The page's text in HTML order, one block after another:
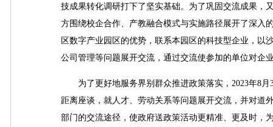
技成果转化调研打下了坚实基础。为了巩固交流成果，
方围绕校企合作、产教融合模式与实施路径展开了深入
区数字产业园区的优势，联系本园区的科技型企业，
公司管理等问题展开交流，通过交流使参加的单位对企
为了更好地服务界别群众推进政策落实，2023年8月
距离座谈，就人才、劳动关系等问题展开交流，并对道
部门的交流途径，使政府送政策活动更精准、更及时，